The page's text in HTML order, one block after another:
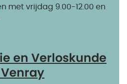
met vrijdag 9.00-12.00 en
en Verloskunde